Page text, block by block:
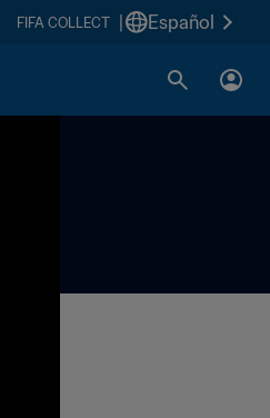
FIFA COLLECT Español